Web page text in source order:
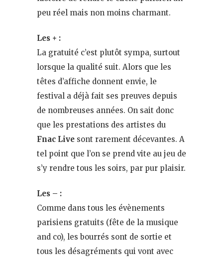
peu réel mais non moins charmant.
Les + :
La gratuité c’est plutôt sympa, surtout
lorsque la qualité suit. Alors que les
têtes d’affiche donnent envie, le
festival a déjà fait ses preuves depuis
de nombreuses années. On sait donc
que les prestations des artistes du
Fnac Live sont rarement décevantes. A
tel point que l’on se prend vite au jeu de
s’y rendre tous les soirs, par pur plaisir.
Les – :
Comme dans tous les évènements
parisiens gratuits (fête de la musique
and co), les bourrés sont de sortie et
tous les désagréments qui vont avec